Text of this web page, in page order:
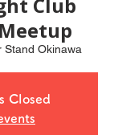
Stand Okinawa
Closed